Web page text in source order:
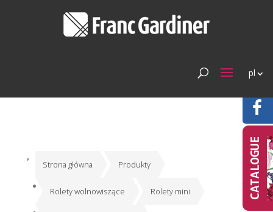
pl
Strona główna Produkty
Rolety wolnowiszące Rolety mini